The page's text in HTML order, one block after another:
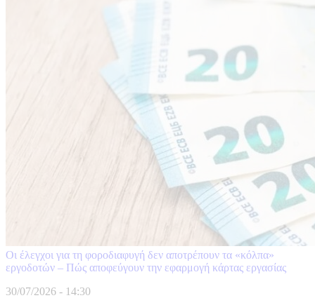
Οι έλεγχοι για τη φοροδιαφυγή δεν αποτρέπουν τα «κόλπα»
εργοδοτών – Πώς αποφεύγουν την εφαρμογή κάρτας εργασίας
30/07/2026 - 14:30